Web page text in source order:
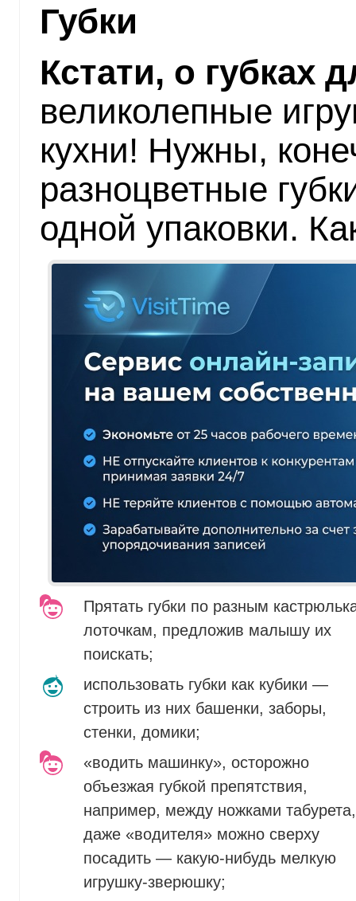
Губки
Кстати, о губках
великолепные
кухни! Нужны,
разноцветные
одной упаковки.
Прятать губки по разным
лоточкам, предложив малышу их
поискать;
использовать губки как кубики —
строить из них башенки, заборы,
стенки, домики;
«водить машинку», осторожно
объезжая губкой препятствия,
например, между ножками
даже «водителя» можно сверху
посадить — какую-нибудь мелкую
игрушку-зверюшку;